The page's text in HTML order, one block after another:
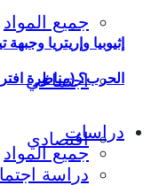
جميع المواد
اجتماعي
اقتصادي
إثيوبيا وإريتريا
الحرب؟ (مناظرة
دراسات
جميع المواد
دراسة